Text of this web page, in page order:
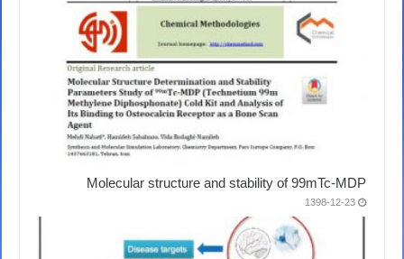
Molecular structure and stability of 99mTc-MDP
1398-12-23